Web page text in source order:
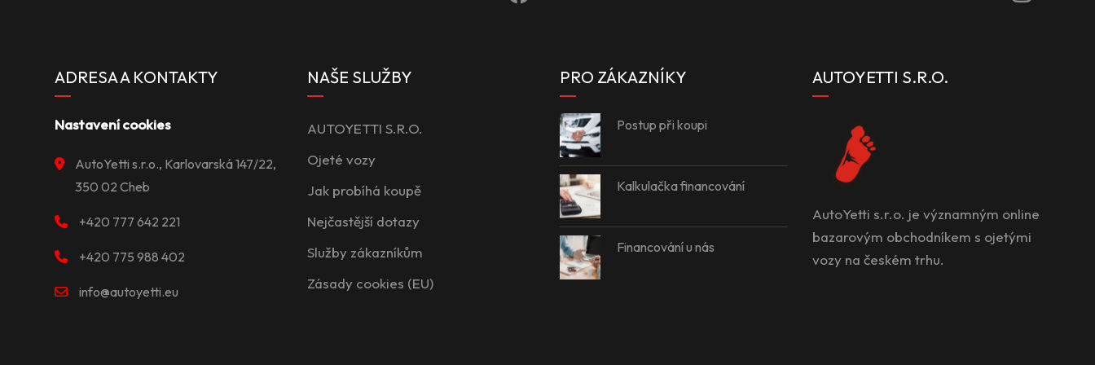
ADRESA A KONTAKTY
Nastavení cookies
AutoYetti s.r.o., Karlovarská 147/22,
350 02 Cheb
+420 777 642 221
+420 775 988 402
info@autoyetti.eu
NAŠE SLUŽBY
AUTOYETTI S.R.O.
Ojeté vozy
Jak probíhá koupě
Nejčastější dotazy
Služby zákazníkům
Zásady cookies (EU)
PRO ZÁKAZNÍKY
Postup při koupi
Kalkulačka financování
Financování u nás
AUTOYETTI S.R.O.
AutoYetti s.r.o. je významným online
bazarovým obchodníkem s ojetými
vozy na českém trhu.